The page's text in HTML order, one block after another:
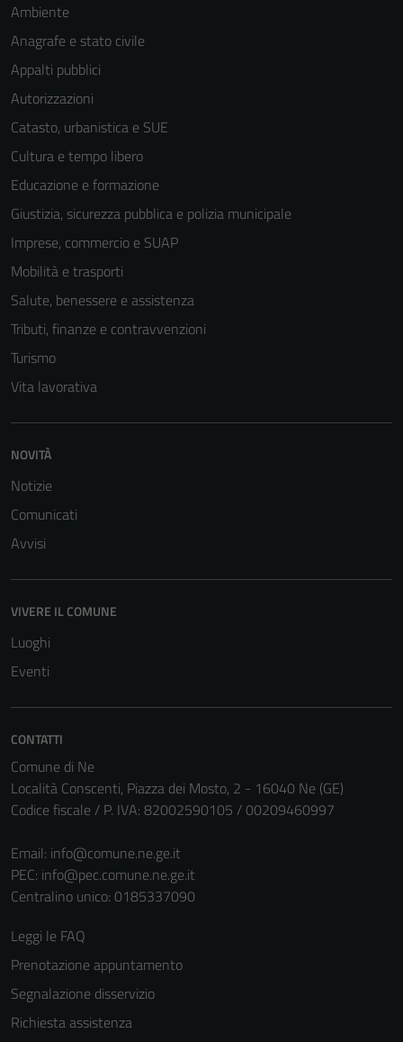
Ambiente
Anagrafe e stato civile
Appalti pubblici
Autorizzazioni
Catasto, urbanistica e SUE
Cultura e tempo libero
Educazione e formazione
Giustizia, sicurezza pubblica e polizia municipale
Imprese, commercio e SUAP
Mobilità e trasporti
Salute, benessere e assistenza
Tributi, finanze e contravvenzioni
Turismo
Vita lavorativa
NOVITÀ
Notizie
Comunicati
Avvisi
VIVERE IL COMUNE
Luoghi
Eventi
CONTATTI
Comune di Ne
Località Conscenti, Piazza dei Mosto, 2 - 16040 Ne (GE)
Codice fiscale / P. IVA: 82002590105 / 00209460997
Email: info@comune.ne.ge.it
PEC: info@pec.comune.ne.ge.it
Centralino unico: 0185337090
Leggi le FAQ
Prenotazione appuntamento
Segnalazione disservizio
Richiesta assistenza